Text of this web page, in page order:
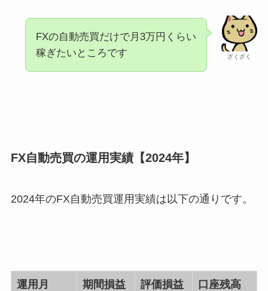
ざくざく
FXの自動売買だけで月3万円くらい
稼ぎたいところです
FX自動売買の運用実績【2024年】
2024年のFX自動売買運用実績は以下の通りです。
運用月 期間損益 評価損益 口座残高